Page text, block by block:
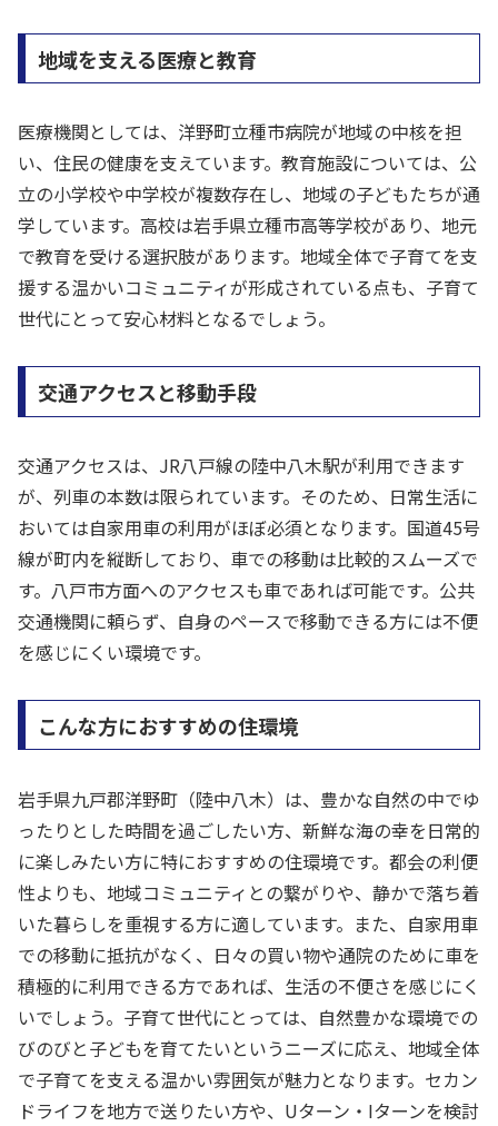
地域を支える医療と教育
医療機関としては、洋野町立種市病院が地域の中核を担
い、住民の健康を支えています。教育施設については、公
立の小学校や中学校が複数存在し、地域の子どもたちが通
学しています。高校は岩手県立種市高等学校があり、地元
で教育を受ける選択肢があります。地域全体で子育てを支
援する温かいコミュニティが形成されている点も、子育て
世代にとって安心材料となるでしょう。
交通アクセスと移動手段
交通アクセスは、JR八戸線の陸中八木駅が利用できます
が、列車の本数は限られています。そのため、日常生活に
おいては自家用車の利用がほぼ必須となります。国道45号
線が町内を縦断しており、車での移動は比較的スムーズで
す。八戸市方面へのアクセスも車であれば可能です。公共
交通機関に頼らず、自身のペースで移動できる方には不便
を感じにくい環境です。
こんな方におすすめの住環境
岩手県九戸郡洋野町（陸中八木）は、豊かな自然の中でゆ
ったりとした時間を過ごしたい方、新鮮な海の幸を日常的
に楽しみたい方に特におすすめの住環境です。都会の利便
性よりも、地域コミュニティとの繋がりや、静かで落ち着
いた暮らしを重視する方に適しています。また、自家用車
での移動に抵抗がなく、日々の買い物や通院のために車を
積極的に利用できる方であれば、生活の不便さを感じにく
いでしょう。子育て世代にとっては、自然豊かな環境での
びのびと子どもを育てたいというニーズに応え、地域全体
で子育てを支える温かい雰囲気が魅力となります。セカン
ドライフを地方で送りたい方や、Uターン・Iターンを検討